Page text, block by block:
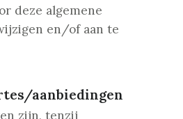
deze algemene
en/of aan te
aanbiedingen
zijn, tenzij